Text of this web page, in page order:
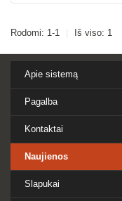
Rodomi: 1-1 Iš viso: 1
Apie sistemą
Pagalba
Kontaktai
Naujienos
Slapukai